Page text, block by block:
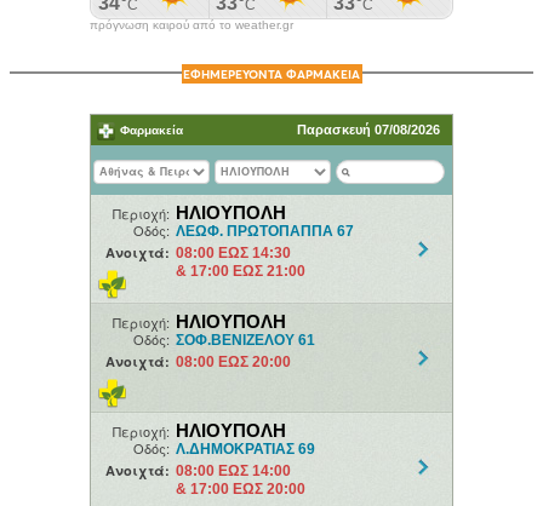
πρόγνωση καιρού από το weather.gr
ΕΦΗΜΕΡΕΥΟΝΤΑ ΦΑΡΜΑΚΕΙΑ